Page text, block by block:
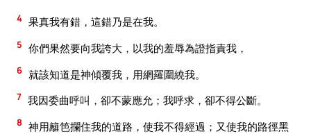
4 果真我有錯，這錯乃是在我。
5 你們果然要向我誇大，以我的羞辱為證指責我，
6 就該知道是神傾覆我，用網羅圍繞我。
7 我因委曲呼叫，卻不蒙應允；我呼求，卻不得公斷。
8 神用籬笆攔住我的道路，使我不得經過；又使我的路徑黑